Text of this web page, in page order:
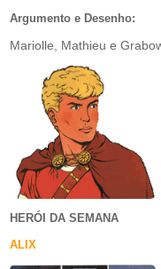
Argumento e Desenho:
Mariolle, Mathieu e
HERÓI DA SEMANA
ALIX